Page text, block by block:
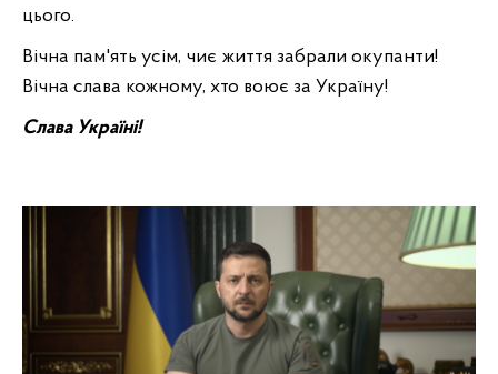
цього.
Вічна пам'ять усім, чиє життя забрали окупанти!
Вічна слава кожному, хто воює за Україну!
Слава Україні!